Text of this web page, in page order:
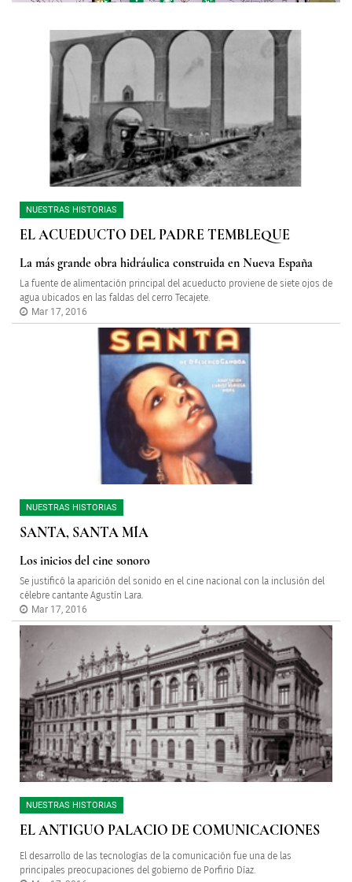
NUESTRAS HISTORIAS
EL ACUEDUCTO DEL PADRE TEMBLEQUE
La más grande obra hidráulica construida en Nueva España
La fuente de alimentación principal del acueducto proviene de siete ojos de
agua ubicados en las faldas del cerro Tecajete.
Mar 17, 2016
NUESTRAS HISTORIAS
SANTA, SANTA MÍA
Los inicios del cine sonoro
Se justificó la aparición del sonido en el cine nacional con la inclusión del
célebre cantante Agustín Lara.
Mar 17, 2016
NUESTRAS HISTORIAS
EL ANTIGUO PALACIO DE COMUNICACIONES
El desarrollo de las tecnologías de la comunicación fue una de las
principales preocupaciones del gobierno de Porfirio Díaz.